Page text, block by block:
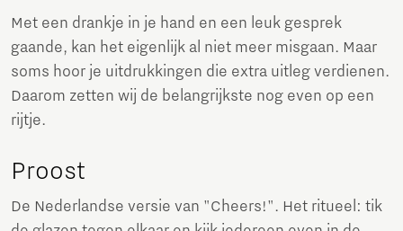
Met een drankje in je hand en een leuk gesprek
gaande, kan het eigenlijk al niet meer misgaan. Maar
soms hoor je uitdrukkingen die extra uitleg verdienen.
Daarom zetten wij de belangrijkste nog even op een
rijtje.
Proost
De Nederlandse versie van "Cheers!". Het ritueel: tik